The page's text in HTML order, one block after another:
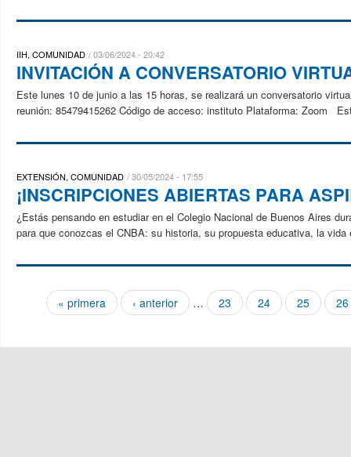
IIH, COMUNIDAD 03/06/2024 - 20:42
INVITACIÓN A CONVERSATORIO
Este lunes 10 de junio a las 15 horas, se realizará un conversatorio
reunión: 85479415262 Código de acceso: instituto Plataforma: Zoom
EXTENSIÓN, COMUNIDAD 30/05/2024 - 17:55
¡INSCRIPCIONES ABIERTAS PARA
¿Estás pensando en estudiar en el Colegio Nacional de Buenos Aires
para que conozcas el CNBA: su historia, su propuesta educativa, la
Páginas
« primera ‹ anterior … 23 24 25 26